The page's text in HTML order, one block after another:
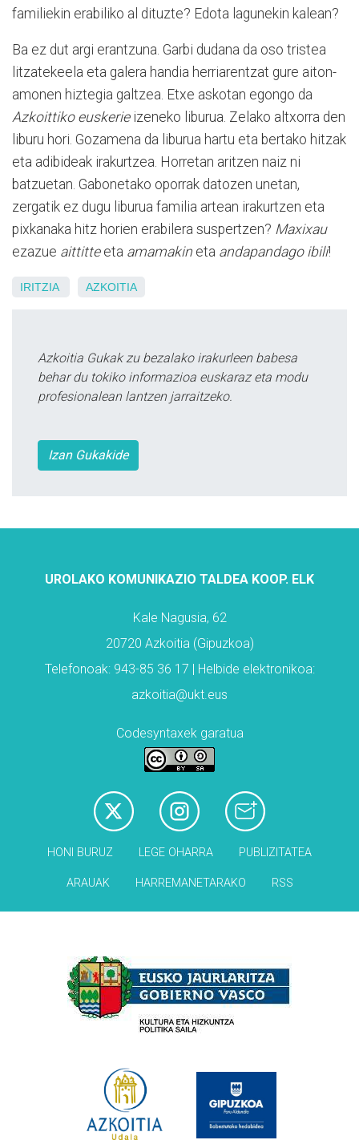
familiekin erabiliko al dituzte? Edota lagunekin kalean?
Ba ez dut argi erantzuna. Garbi dudana da oso tristea
litzatekeela eta galera handia herriarentzat gure aiton-
amonen hiztegia galtzea. Etxe askotan egongo da
Azkoittiko euskerieizeneko liburua. Zelako altxorra den
liburu hori. Gozamena da liburua hartu eta bertako hitzak
eta adibideak irakurtzea. Horretan aritzen naiz ni
batzuetan. Gabonetako oporrak datozen unetan,
zergatik ez dugu liburua familia artean irakurtzen eta
pixkanaka hitz horien erabilera suspertzen? Maxixau
ezazue aittitte eta amamakin eta andapandago ibili!
IRITZIA AZKOITIA
Azkoitia Gukak zu bezalako irakurleen babesa
behar du tokiko informazioa euskaraz eta modu
profesionalean lantzen jarraitzeko.
Izan Gukakide
UROLAKO KOMUNIKAZIO TALDEA KOOP. ELK
Kale Nagusia, 62
20720 Azkoitia (Gipuzkoa)
Telefonoak: 943-85 36 17 | Helbide elektronikoa:
azkoitia@ukt.eus
Codesyntaxek garatua
HONI BURUZ LEGE OHARRA PUBLIZITATEA
ARAUAK HARREMANETARAKO RSS